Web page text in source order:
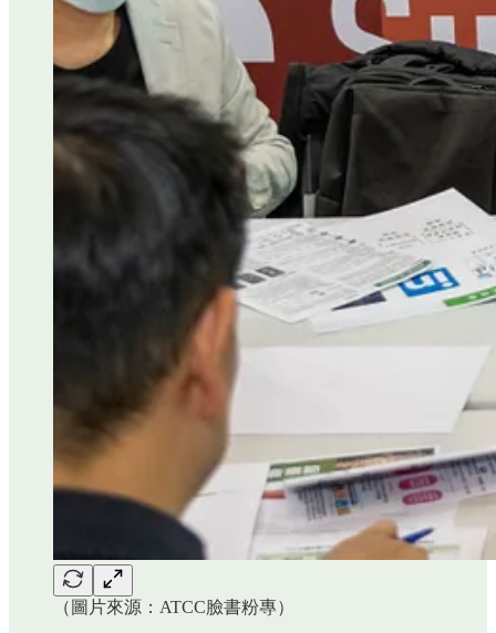
（圖片來源：ATCC臉書粉專）